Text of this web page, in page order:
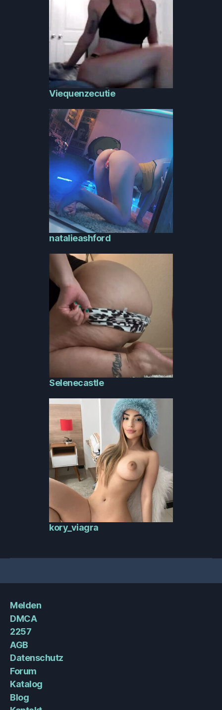
Viequenzecutie
natalieashford
Selenecastle
kory_viagra
Melden
DMCA
2257
AGB
Datenschutz
Forum
Katalog
Blog